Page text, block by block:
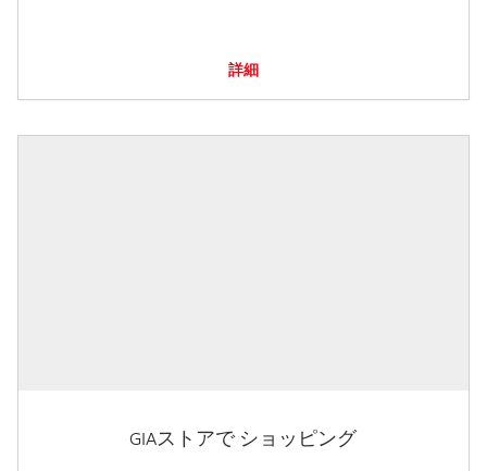
詳細
GIAストアで ショッピング